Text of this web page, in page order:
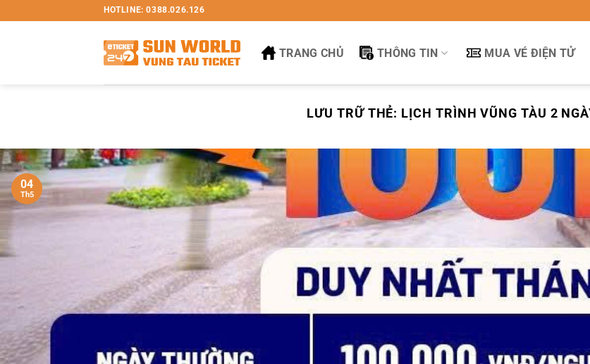
qua
HOTLINE: 0388.026.126
TRANG CHỦ THÔNG TIN MUA VÉ ĐIỆN TỬ
LƯU TRỮ THẺ: LỊCH TRÌNH VŨNG TÀU 2
04
Th5